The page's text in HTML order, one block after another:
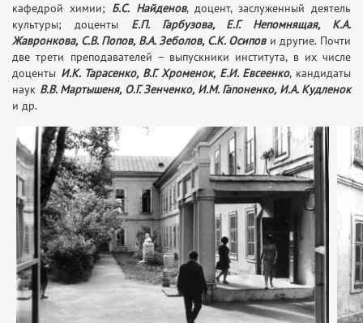
кафедрой химии; Б.С. Найденов, доцент, заслуженный деятель
культуры; доценты Е.П. Гарбузова, Е.Г. Непомнящая, К.А.
Жавронкова, С.В. Попов, В.А. Зеболов, С.К. Осипови другие. Почти
две трети преподавателей – выпускники института, в их числе
доценты И.К. Тарасенко, В.Г. Хроменок, Е.И. Евсеенко, кандидаты
наук В.В. Мартышеня, О.Г. Зенченко, И.М. Гапоненко, И.А. Кудленок
и др.